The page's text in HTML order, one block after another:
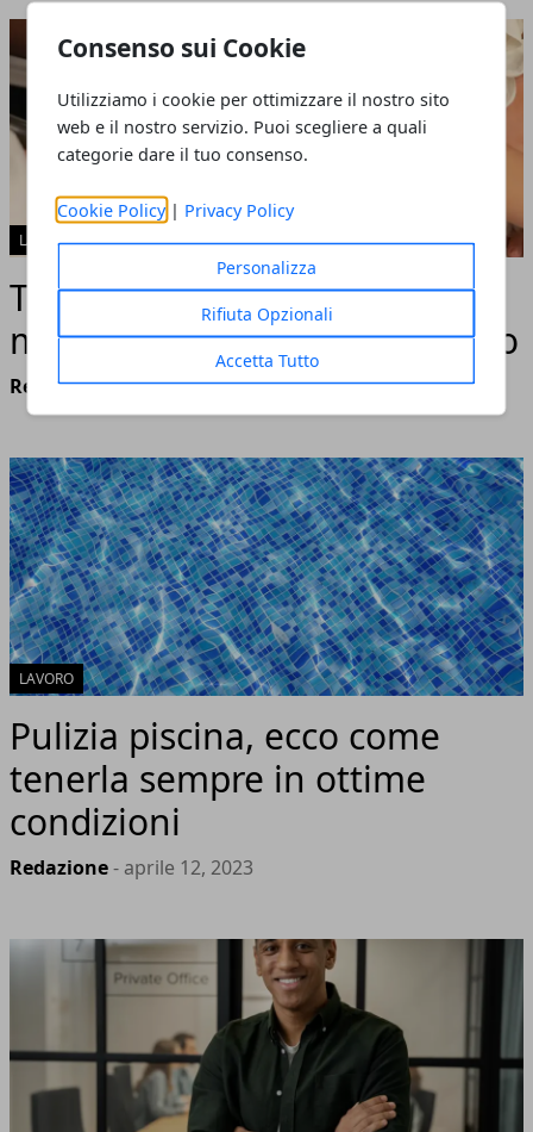
Consenso sui Cookie
Utilizziamo i cookie per ottimizzare il nostro sito
web e il nostro servizio. Puoi scegliere a quali
categorie dare il tuo consenso.
Cookie Policy | Privacy Policy
Personalizza
Rifiuta Opzionali
Accetta Tutto
LAVORO
Tutti i vantaggi di un buon
massaggio e perché farne uno
Redazione- maggio 16, 2023
LAVORO
Pulizia piscina, ecco come
tenerla sempre in ottime
condizioni
Redazione- aprile 12, 2023